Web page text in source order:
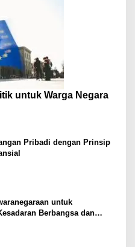
untuk Warga Negara
Pribadi dengan Prinsip
untuk
Berbangsa dan